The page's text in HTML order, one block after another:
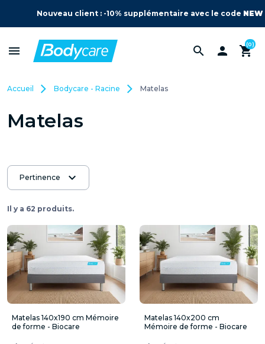
Nouveau client : -10% supplémentaire avec le codeNEW
search
menu  shopping_cart
(0)
Accueil Bodycare - Racine Matelas
Matelas
Il y a 62 produits.
Pertinence expand_more
Matelas 140x190 cm Mémoire
de forme - Biocare
Matelas 140x200 cm
Mémoire de forme - Biocare